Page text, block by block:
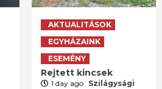
AKTUALITÁSOK
EGYHÁZAINK
ESEMÉNY
Rejtett kincsek
1 day ago Szilágysági